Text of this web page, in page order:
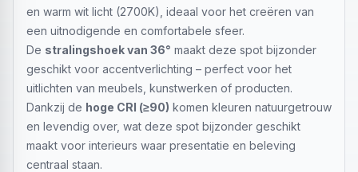
en warm wit licht (2700K), ideaal voor het creëren van
een uitnodigende en comfortabele sfeer.
De stralingshoek van 36° maakt deze spot bijzonder
geschikt voor accentverlichting – perfect voor het
uitlichten van meubels, kunstwerken of producten.
Dankzij de hoge CRI (≥90) komen kleuren natuurgetrouw
en levendig over, wat deze spot bijzonder geschikt
maakt voor interieurs waar presentatie en beleving
centraal staan.